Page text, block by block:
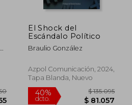
El Shock del
Escándalo Político
Braulio González
Azpol Comunicación, 2024,
Tapa Blanda, Nuevo